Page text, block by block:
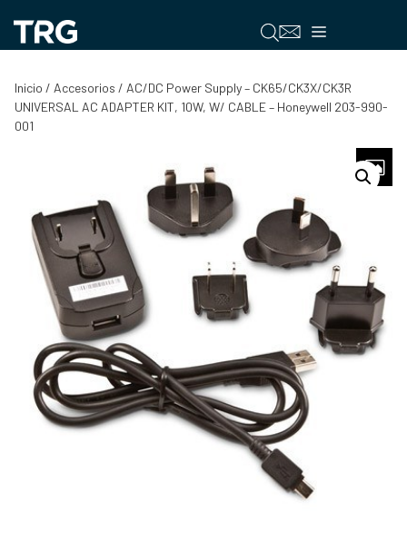
contenido
Menú
Inicio / Accesorios / AC/DC Power Supply – CK65/CK3X/CK3R
UNIVERSAL AC ADAPTER KIT, 10W, W/ CABLE – Honeywell 203-990-
001